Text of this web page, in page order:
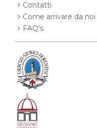
Contatti
Come arrivare da noi
FAQ's